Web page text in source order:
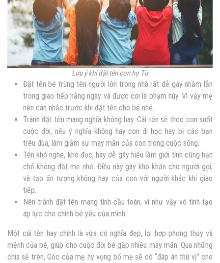
Lưu ý khi đặt tên con họ Từ
Đặt tên bé trùng tên người lớn trong nhà rất dễ gây nhầm lẫn
trong giao tiếp hằng ngày và được coi là phạm húy. Vì vậy mẹ
nên cân nhắc trước khi đặt tên cho bé nhé.
Tránh đặt tên mang nghĩa không hay. Cái tên sẽ theo con suốt
cuộc đời, nếu ý nghĩa không hay con đi học hay bị các bạn
trêu đùa, làm giảm sự may mắn của con trong cuộc sống.
Tên khó nghe, khó đọc, hay dễ gây hiểu lầm giới tính cũng hạn
chế không đặt mẹ nhé. Điều này gây khó khăn cho người gọi,
và tạo ấn tượng không hay của con với người khác khi giao
tiếp.
Nên tránh đặt tên mang tính cầu toàn, vì như vậy vô tình tạo
áp lực cho chính bé yêu của mình.
Một cái tên hay chính là vừa có nghĩa đẹp, lại hợp phong thủy và
mệnh của bé, giúp cho cuộc đời bé gặp nhiều may mắn. Qua những
chia sẻ trên, Góc của mẹ hy vọng bố mẹ sẽ có “đáp án thú vị” cho